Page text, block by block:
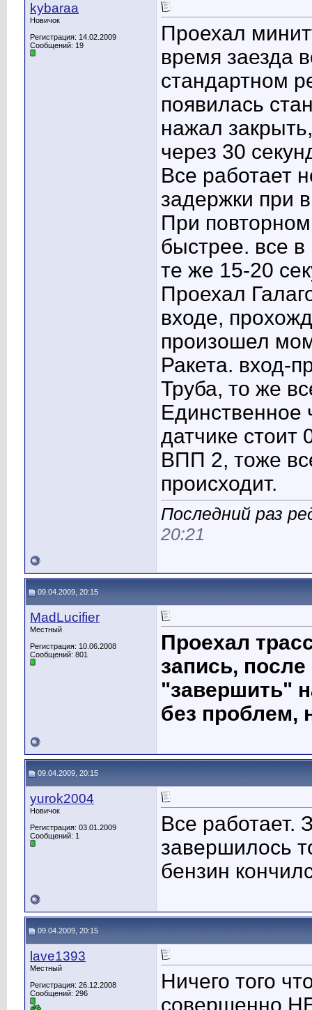
kybaraa
Новичок
Регистрация: 14.02.2009
Сообщений: 19
Проехал
время заезда
стандартном
появилась
нажал
через 30
Все работает
задержки при
При повторном
быстрее. все
те же 15-20
Проехал
входе,
произошел
Ракета. вход-
Труба, то же
Единственное
датчике стоит
ВПП 2, тоже
происходит.
Последний раз
20:21
09.04.2009, 20:15
MadLucifier
Местный
Регистрация: 10.06.2008
Сообщений: 801
Проехал
запись,
"завершить"
без проблем,
09.04.2009, 20:15
yurok2004
Новичок
Регистрация: 03.01.2009
Сообщений: 1
Все работает.
завершилось
бензин
09.04.2009, 20:15
lave1393
Местный
Регистрация: 26.12.2008
Сообщений: 296
Ничего того
совершенно